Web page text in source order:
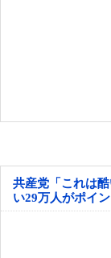
共産党「これは
い29万人がポイ